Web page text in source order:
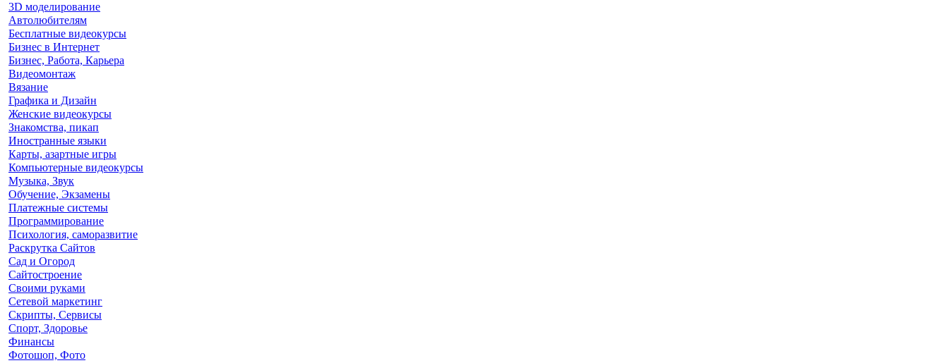
3D моделирование
Автолюбителям
Бесплатные видеокурсы
Бизнес в Интернет
Бизнес, Работа, Карьера
Видеомонтаж
Вязание
Графика и Дизайн
Женские видеокурсы
Знакомства, пикап
Иностранные языки
Карты, азартные игры
Компьютерные видеокурсы
Музыка, Звук
Обучение, Экзамены
Платежные системы
Программирование
Психология, саморазвитие
Раскрутка Сайтов
Cад и Огород
Сайтостроение
Своими руками
Сетевой маркетинг
Скрипты, Сервисы
Спорт, Здоровье
Финансы
Фотошоп, Фото